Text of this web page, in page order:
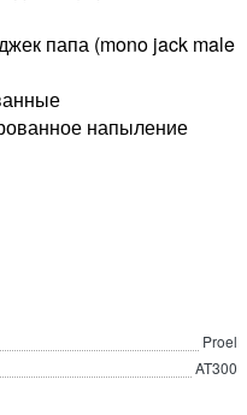
папа (mono jack male
напыление
Proel
AT300